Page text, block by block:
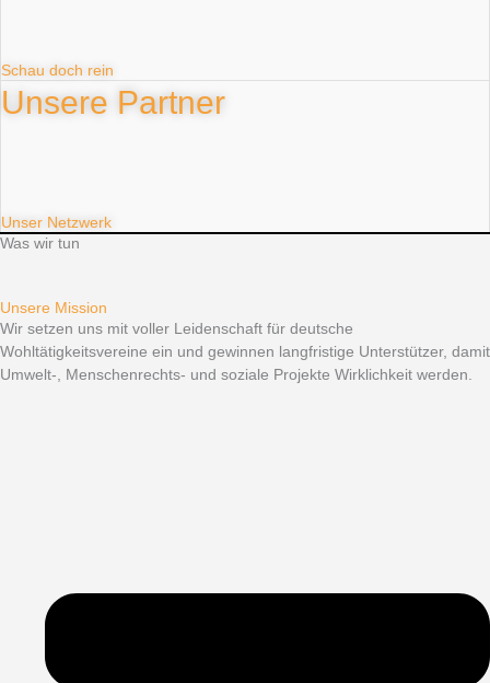
Schau doch rein
Unsere Partner
Unser Netzwerk
Was wir tun
Unsere Mission
Wir setzen uns mit voller Leidenschaft für deutsche
Wohltätigkeitsvereine ein und gewinnen langfristige Unterstützer, damit
Umwelt-, Menschenrechts- und soziale Projekte Wirklichkeit werden.